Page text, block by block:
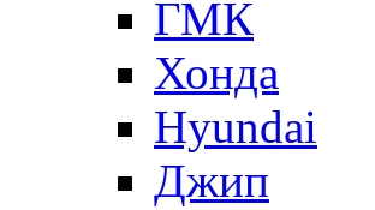
ГМК
Хонда
Hyundai
Джип